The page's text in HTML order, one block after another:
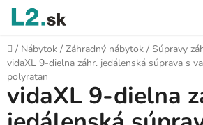
Prejsť
obsah
Domov
/ Nábytok / Záhradný nábytok / Súpravy
vidaXL 9-dielna záhr. jedálenská súprava s
polyratan
vidaXL 9-dielna